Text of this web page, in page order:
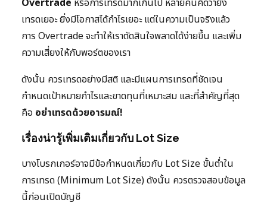
Overtrade หรือการเทรดมากเกินไป หลายคนคิดว่ายิ่ง
เทรดเยอะ ยิ่งมีโอกาสได้กำไรเยอะ แต่ในความเป็นจริงแล้ว
การ Overtrade จะทำให้เราตัดสินใจพลาดได้ง่ายขึ้น และเพิ่ม
ความเสี่ยงให้กับพอร์ตของเรา
ดังนั้น ควรเทรดอย่างมีสติ และมีแผนการเทรดที่ชัดเจน
กำหนดเป้าหมายกำไรและขาดทุนที่เหมาะสม และที่สำคัญที่สุด
คือ อย่าเทรดด้วยอารมณ์!
เรื่องน่ารู้เพิ่มเติมเกี่ยวกับ Lot Size
บางโบรกเกอร์อาจมีข้อกำหนดเกี่ยวกับ Lot Size ขั้นต่ำใน
การเทรด (Minimum Lot Size) ดังนั้น ควรตรวจสอบข้อมูล
นี้ก่อนเปิดบัญชี